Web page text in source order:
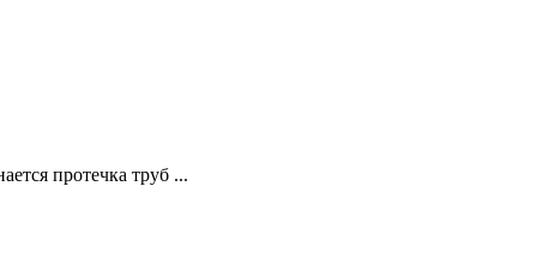
протечка труб ...